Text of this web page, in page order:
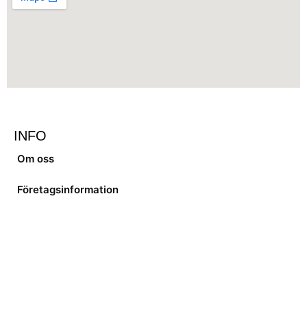
INFO
Om oss
Företagsinformation